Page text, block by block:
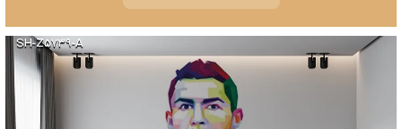
SH-Z۵۷۳۹-A